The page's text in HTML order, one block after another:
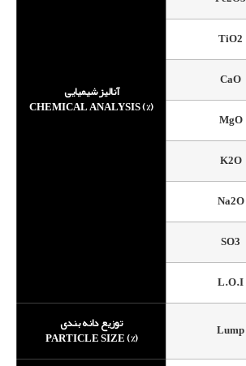
آنالیز شیمیایی
CHEMICAL ANALYSIS (%)
TiO2
CaO
MgO
K2O
Na2O
SO3
L.O.I
توزیع دانه بندی
PARTICLE SIZE (%) Lump